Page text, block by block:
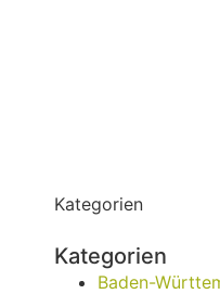
Kategorien
Kategorien
Baden-